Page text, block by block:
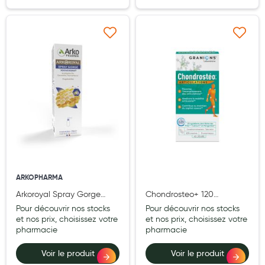
Santé séniors
Anti acariens, anti gale, anti tiques, insectifuges
Incontinence
Ronflement
Protections auditives
Lunettes
Piluliers
Matériel medical
ARKOPHARMA
Arkoroyal Spray Gorge
Propolis, Spray
adoucissant 30 ml
Pour découvrir nos stocks
et nos prix, choisissez votre
pharmacie
Voir le produit
Ajouter à ma liste d’envie
Chondrosteo+ 120
comprimes
Pour découvrir nos stocks
et nos prix, choisissez votre
pharmacie
Voir le produit
Ajouter à ma liste